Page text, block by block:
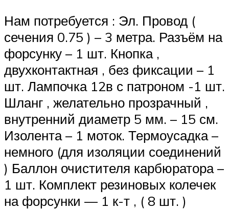
Нам потребуется : Эл. Провод (
сечения 0.75 ) – 3 метра. Разъём на
форсунку – 1 шт. Кнопка ,
двухконтактная , без фиксации – 1
шт. Лампочка 12в с патроном -1 шт.
Шланг , желательно прозрачный ,
внутренний диаметр 5 мм. – 15 см.
Изолента – 1 моток. Термоусадка –
немного (для изоляции соединений
) Баллон очистителя карбюратора –
1 шт. Комплект резиновых колечек
на форсунки — 1 к-т , ( 8 шт. )